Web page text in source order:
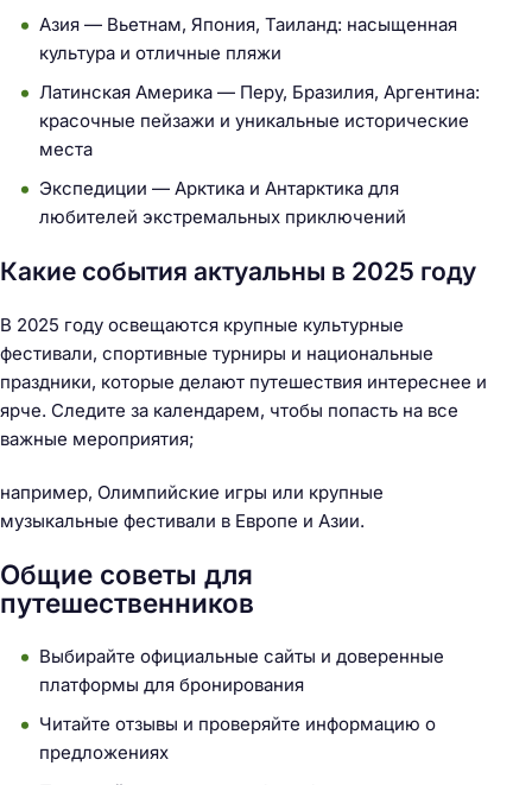
Азия — Вьетнам, Япония, Таиланд: насыщенная
культура и отличные пляжи
Латинская Америка — Перу, Бразилия, Аргентина:
красочные пейзажи и уникальные исторические
места
Экспедиции — Арктика и Антарктика для
любителей экстремальных приключений
Какие события актуальны в 2025 году
В 2025 году освещаются крупные культурные
фестивали, спортивные турниры и национальные
праздники, которые делают путешествия интереснее и
ярче. Следите за календарем, чтобы попасть на все
важные мероприятия;
например, Олимпийские игры или крупные
музыкальные фестивали в Европе и Азии.
Общие советы для
путешественников
Выбирайте официальные сайты и доверенные
платформы для бронирования
Читайте отзывы и проверяйте информацию о
предложениях